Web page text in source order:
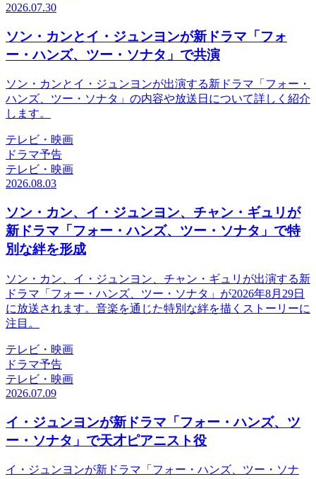
2026.07.30
ソン・カンとイ・ジュンヨンが新ドラマ「フォ
ー・ハンズ、ツー・ソナタ」で共演
ソン・カンとイ・ジュンヨンが出演する新ドラマ「フォー・
ハンズ、ツー・ソナタ」の内容や放送日について詳しく紹介
します。
テレビ・映画
ドラマ予告
テレビ・映画
2026.08.03
ソン・カン、イ・ジュンヨン、チャン・ギュリが
新ドラマ「フォー・ハンズ、ツー・ソナタ」で特
別な絆を形成
ソン・カン、イ・ジュンヨン、チャン・ギュリが出演する新
ドラマ「フォー・ハンズ、ツー・ソナタ」が2026年8月29日
に放送されます。音楽を通じた特別な絆を描くストーリーに
注目。
テレビ・映画
ドラマ予告
テレビ・映画
2026.07.09
イ・ジュンヨンが新ドラマ「フォー・ハンズ、ツ
ー・ソナタ」で天才ピアニスト役
イ・ジュンヨンが新ドラマ「フォー・ハンズ、ツー・ソナ